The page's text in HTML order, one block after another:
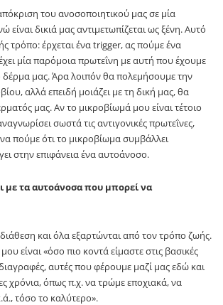
του ανοσοποιητικού μας σε μία
είναι δικιά μας αντιμετωπίζεται ως ξένη. Αυτό
τρόπο: έρχεται ένα trigger, ας πούμε ένα
μία παρόμοια πρωτεΐνη με αυτή που έχουμε
δέρμα μας. Άρα λοιπόν θα πολεμήσουμε την
αλλά επειδή μοιάζει με τη δική μας, θα
μας. Αν το μικροβίωμά μου είναι τέτοιο
σωστά τις αντιγονικές πρωτεΐνες,
πούμε ότι το μικροβίωμα συμβάλλει
στην επιφάνεια ένα αυτοάνοσο.
με τα αυτοάνοσα που μπορεί να
και όλα εξαρτώνται από τον τρόπο ζωής.
είναι «όσο πιο κοντά είμαστε στις βασικές
αυτές που φέρουμε μαζί μας εδώ και
χρόνια, όπως π.χ. να τρώμε εποχιακά, να
τόσο το καλύτερο».